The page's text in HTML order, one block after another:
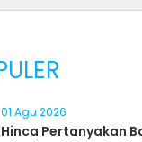
01 Agu 2026
Hinca Pertanyakan